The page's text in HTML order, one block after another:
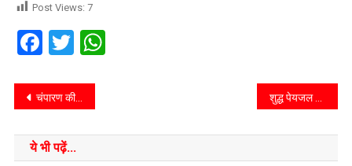
Post Views: 7
Facebook
TwitterWhatsApp
चंपारण की खबर::देश की अत्याधुनिक रक्षा तकनीकों एवं उपकरणों के मॉडल की तीन दिवसीय प्रदर्शनी 15 से: सांसद
ये भी पढ़ें...